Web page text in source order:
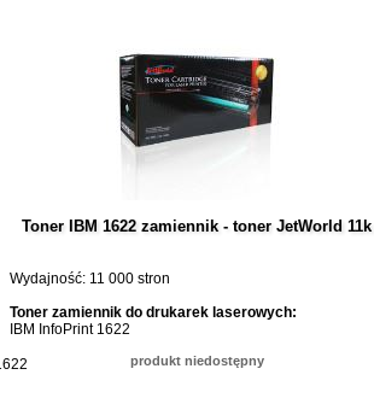
Toner IBM 1622 zamiennik - toner JetWorld 11k
Wydajność: 11 000 stron
Toner zamiennik do drukarek laserowych:
IBM InfoPrint 1622
produkt niedostępny